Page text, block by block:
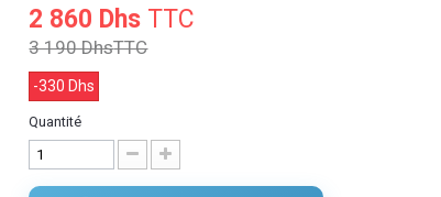
2 860 Dhs TTC
3 190 DhsTTC
-330 Dhs
Quantité